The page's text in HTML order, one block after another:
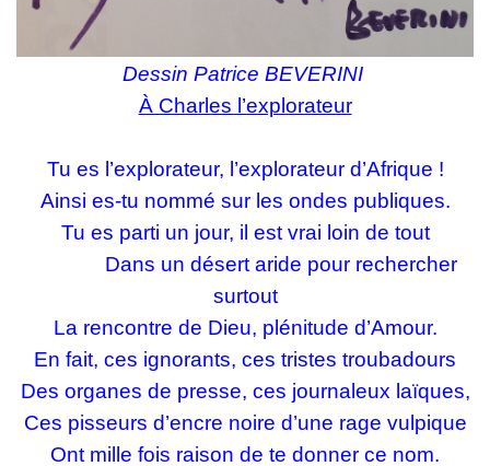
Dessin Patrice BEVERINI
À Charles l’explorateur
Tu es l’explorateur, l’explorateur d’Afrique !
Ainsi es-tu nommé sur les ondes publiques.
Tu es parti un jour, il est vrai loin de tout
Dans un désert aride pour rechercher
surtout
La rencontre de Dieu, plénitude d’Amour.
En fait, ces ignorants, ces tristes troubadours
Des organes de presse, ces journaleux laïques,
Ces pisseurs d’encre noire d’une rage vulpique
Ont mille fois raison de te donner ce nom.